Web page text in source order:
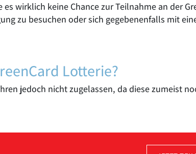
wirklich keine Chance zur Teilnahme an der
zu besuchen oder sich gegebenenfalls mit
Lotterie?
jedoch nicht zugelassen, da diese zumeist